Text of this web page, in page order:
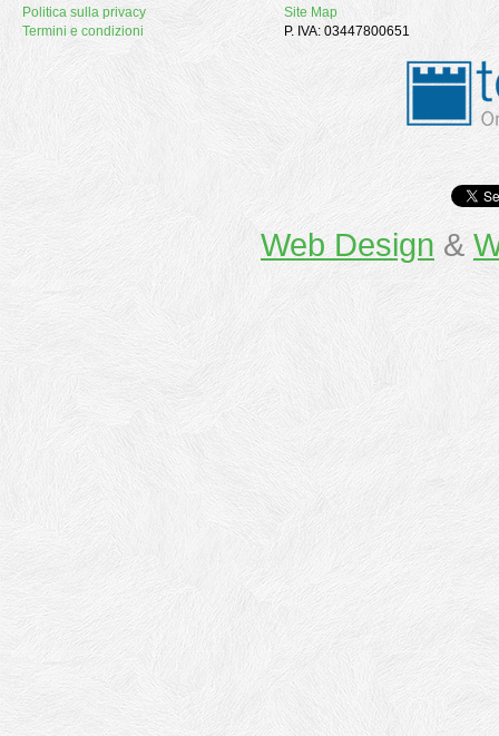
Politica sulla privacy
Termini e condizioni
Site Map
P. IVA: 03447800651
Web Design &